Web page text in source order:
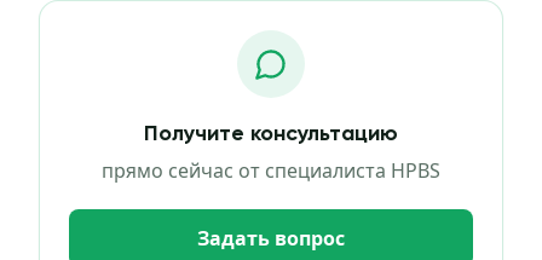
Получите консультацию
прямо сейчас от специалиста HPBS
Задать вопрос